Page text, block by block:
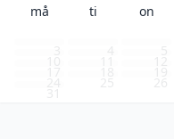
må ti on